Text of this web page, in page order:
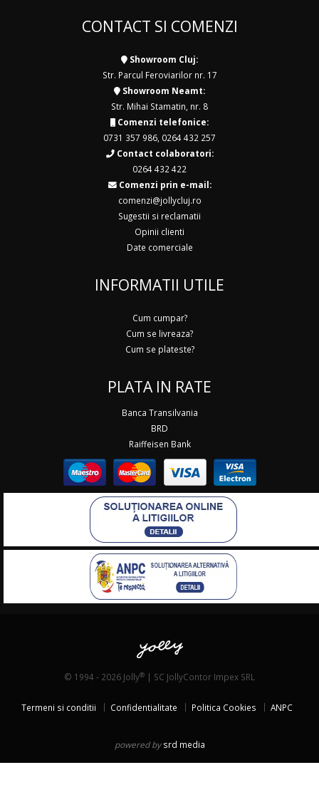
CONTACT SI COMENZI
Showroom Cluj:
Str. Parcul Feroviarilor nr. 17
Showroom Neamt:
Str. Mihai Stamatin, nr. 8
Comenzi telefonice:
0731 357 986 0264 432 257
Contact colaboratori:
0264 432 422
Comenzi prin e-mail:
comenzi@jollycluj.ro
Sugestii si reclamatii
Opinii clienti
Date comerciale
INFORMATII UTILE
Cum cumpar?
Cum se livreaza?
Cum se plateste?
PLATA IN RATE
Banca Transilvania
BRD
Raiffeisen Bank
© 1994 - 2026 Jolly® | SC JollyContor Impex SRL
Termeni si conditii Confidentialitate Politica Cookies ANPC
powered by srd media